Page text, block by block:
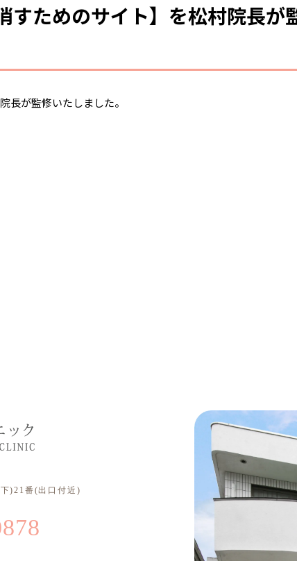
すためのサイト】を松村院長が
長が監修いたしました。
)21番(出口付近)